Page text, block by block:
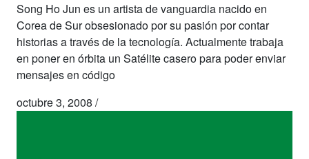
Song Ho Jun es un artista de vanguardia nacido en
Corea de Sur obsesionado por su pasión por contar
historias a través de la tecnología. Actualmente trabaja
en poner en órbita un Satélite casero para poder enviar
mensajes en código
octubre 3, 2008 /